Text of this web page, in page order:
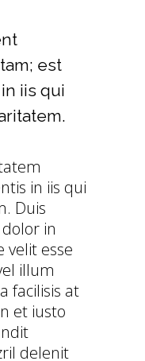
est
iis qui
in iis qui
Duis
in
esse
illum
facilisis at
et iusto
delenit